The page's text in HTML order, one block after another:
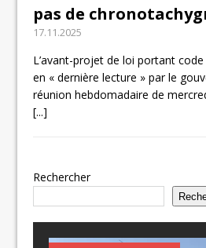
pas de
17.11.2025
L’avant-projet de loi portant
en « dernière lecture » par le
réunion hebdomadaire de
[...]
Rechercher